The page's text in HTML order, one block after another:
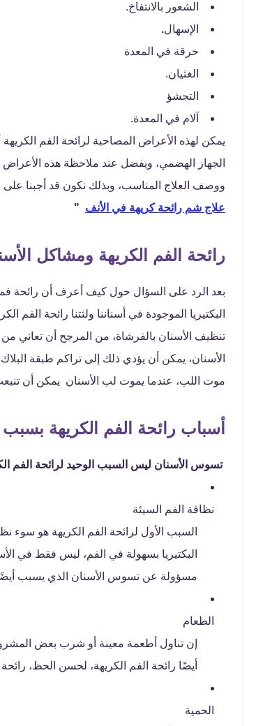
الشعور بالانتفاخ.
الإسهال.
حرقة في المعدة
الغثيان.
التجشؤ
آلام في المعدة.
يمكن لهذه الأعراض المصاحبة لرائحة الفم
الجهاز الهضمي، ويفضل عند ملاحظة هذه
ووصف العلاج المناسب، وبذلك نكون قد أجبنا
علاج شم رائحة كريهة في الأنف "
رائحة الفم الكريهة ومشاكل
بعد الرد على السؤال حول كيف أعرف أن رائحة
البكتيريا الموجودة في أسناننا ولثتنا رائحة
تنظيف الأسنان بالفرشاة، من المرجح أن تعاني
الأسنان، يمكن أن يؤدي ذلك إلى تراكم طبقة
موت اللب، عندما يموت لب الأسنان يمكن أن
أسباب رائحة الفم الكريهة بسبب
تسوس الأسنان ليس السبب الوحيد لرائحة الفم
نظافة الفم السيئة
السبب الأول لرائحة الفم الكريهة هو سوء
البكتيريا بسهولة في الفم، ليس فقط في
مسؤولة عن تسوس الأسنان الذي يسبب أيضًا
الطعام
إن تناول أطعمة معينة أو شرب بعض
أيضًا رائحة الفم الكريهة، لحسن الحظ،
الحمية